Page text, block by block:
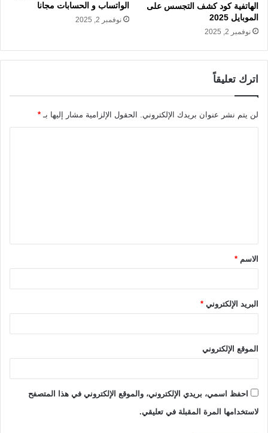
الهاتفية كود كشف التجسس على
الموبايل 2025
نوفمبر 2, 2025
الواتساب و الحسابات مجانا
نوفمبر 2, 2025
اترك تعليقاً
لن يتم نشر عنوان بريدك الإلكتروني. الحقول الإلزامية مشار إليها بـ *
ق
*الاسم *
البريد الإلكتروني *
الموقع الإلكتروني
احفظ اسمي، بريدي الإلكتروني، والموقع الإلكتروني في هذا المتصفح
لاستخدامها المرة المقبلة في تعليقي.